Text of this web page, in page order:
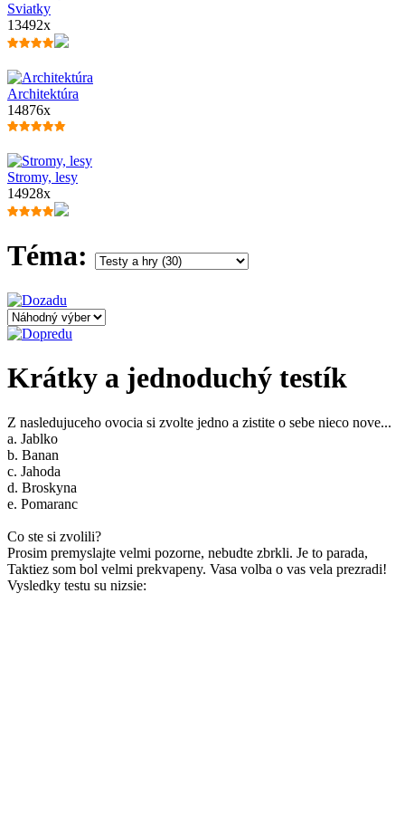
Sviatky
13492x
Architektúra
14876x
Stromy, lesy
14928x
Téma:
Krátky a jednoduchý testík
Z nasledujuceho ovocia si zvolte jedno a zistite o sebe nieco nove...
a. Jablko
b. Banan
c. Jahoda
d. Broskyna
e. Pomaranc
Co ste si zvolili?
Prosim premyslajte velmi pozorne, nebudte zbrkli. Je to parada,
Taktiez som bol velmi prekvapeny. Vasa volba o vas vela prezradi!
Vysledky testu su nizsie: